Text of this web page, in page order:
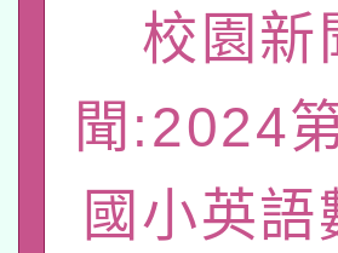
「數位內容
pilot」
有關大陸委
薪期間赴陸
轉知經濟部
業技術研究
115年8月
校園新
聞:2024
國小英